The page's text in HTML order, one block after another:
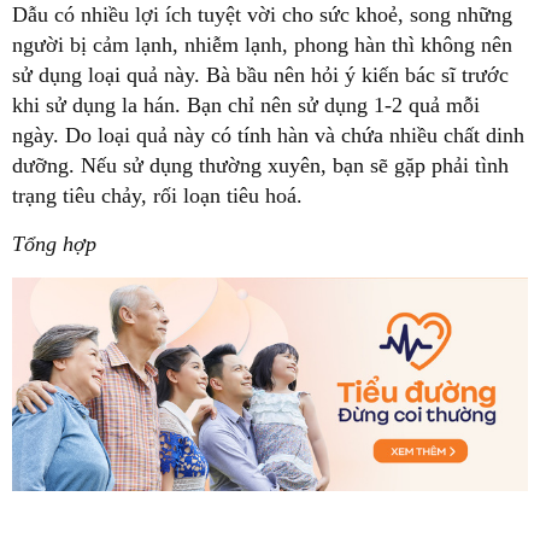
Dẫu có nhiều lợi ích tuyệt vời cho sức khoẻ, song những
người bị cảm lạnh, nhiễm lạnh, phong hàn thì không nên
sử dụng loại quả này. Bà bầu nên hỏi ý kiến bác sĩ trước
khi sử dụng la hán. Bạn chỉ nên sử dụng 1-2 quả mỗi
ngày. Do loại quả này có tính hàn và chứa nhiều chất dinh
dưỡng. Nếu sử dụng thường xuyên, bạn sẽ gặp phải tình
trạng tiêu chảy, rối loạn tiêu hoá.
Tổng hợp